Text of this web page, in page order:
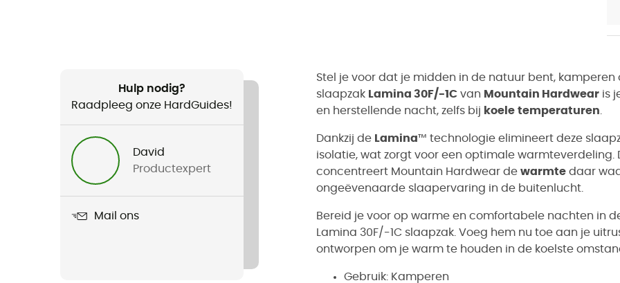
Hulp nodig?
Raadpleeg onze HardGuides!
David
Productexpert
Mail ons
Stel je voor dat je midden in de natuur bent,
slaapzak Lamina 30F/-1C van Mountain Hardwear is
en herstellende nacht, zelfs bij koele temperaturen
Dankzij de Lamina™ technologie elimineert deze
isolatie, wat zorgt voor een optimale
concentreert Mountain Hardwear de warmte daar
ongeëvenaarde slaapervaring in de buitenlucht.
Bereid je voor op warme en comfortabele nachten in
Lamina 30F/-1C slaapzak. Voeg hem nu toe aan je
ontworpen om je warm te houden in de koelste
Gebruik: Kamperen